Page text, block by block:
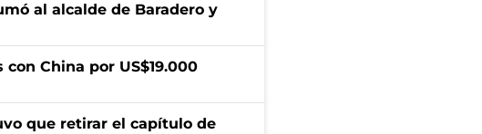
al alcalde de Baradero y
China por US$19.000
que retirar el capítulo de